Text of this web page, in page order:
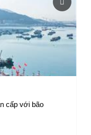
cấp với bão